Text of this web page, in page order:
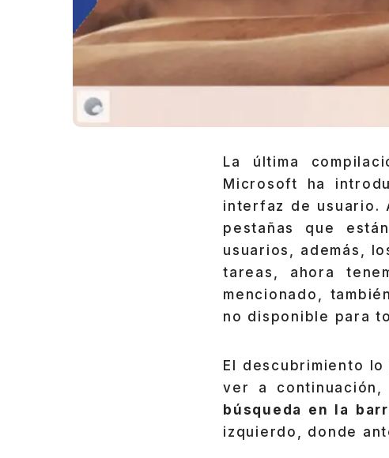
La última
Microsoft ha
interfaz de usuario.
pestañas que
usuarios, además,
tareas, ahora
mencionado,
no disponible para
El descubrimiento
ver a
búsqueda en la
izquierdo, donde